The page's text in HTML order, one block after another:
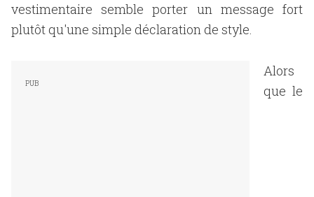
vestimentaire semble porter un message fort
plutôt qu'une simple déclaration de style.
Alors
que le